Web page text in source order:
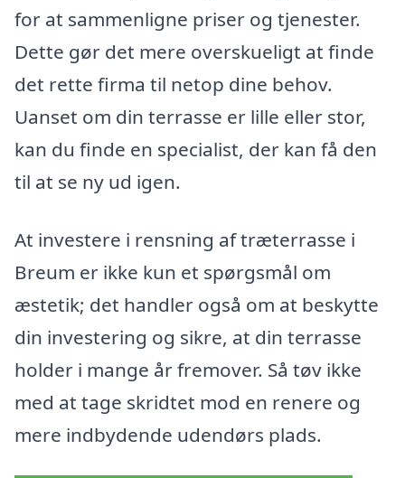
for at sammenligne priser og tjenester.
Dette gør det mere overskueligt at finde
det rette firma til netop dine behov.
Uanset om din terrasse er lille eller stor,
kan du finde en specialist, der kan få den
til at se ny ud igen.
At investere i rensning af træterrasse i
Breum er ikke kun et spørgsmål om
æstetik; det handler også om at beskytte
din investering og sikre, at din terrasse
holder i mange år fremover. Så tøv ikke
med at tage skridtet mod en renere og
mere indbydende udendørs plads.